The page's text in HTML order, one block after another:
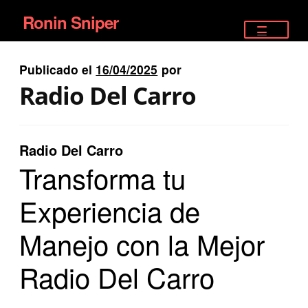
Ir
a
la
navegación
Ir
al
contenido
Ronin Sniper
EQUIPAMIENTO ÉLITE
RIFLES DEPORTIVOS
SATELITALES
Publicado el 16/04/2025 por
Radio Del Carro
Radio Del Carro
Transforma tu
Experiencia de
Manejo con la Mejor
Radio Del Carro